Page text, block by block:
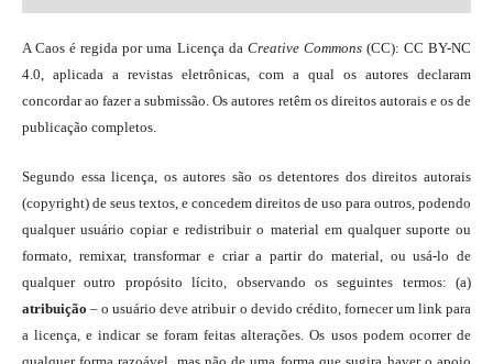
A Caos é regida por uma Licença da Creative Commons(CC): CC BY-NC
4.0, aplicada a revistas eletrônicas, com a qual os autores declaram
concordar ao fazer a submissão. Os autores retêm os direitos autorais e os de
publicação completos.
Segundo essa licença, os autores são os detentores dos direitos autorais
(copyright) de seus textos, e concedem direitos de uso para outros, podendo
qualquer usuário copiar e redistribuir o material em qualquer suporte ou
formato, remixar, transformar e criar a partir do material, ou usá-lo de
qualquer outro propósito lícito, observando os seguintes termos: (a)
atribuição – o usuário deve atribuir o devido crédito, fornecer um link para
a licença, e indicar se foram feitas alterações. Os usos podem ocorrer de
qualquer forma razoável, mas não de uma forma que sugira haver o apoio